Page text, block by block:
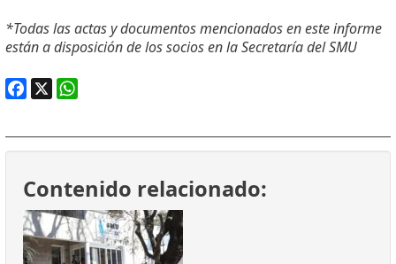
*Todas las actas y documentos mencionados en este informe
están a disposición de los socios en la Secretaría del SMU
Contenido relacionado: